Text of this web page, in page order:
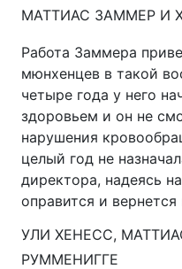
МАТТИАС ЗАММЕР И
Работа Заммера
мюнхенцев в такой
четыре года у него
здоровьем и он не
нарушения
целый год не
директора, надеясь
оправится и вернется
УЛИ ХЕНЕСС,
РУММЕНИГГЕ